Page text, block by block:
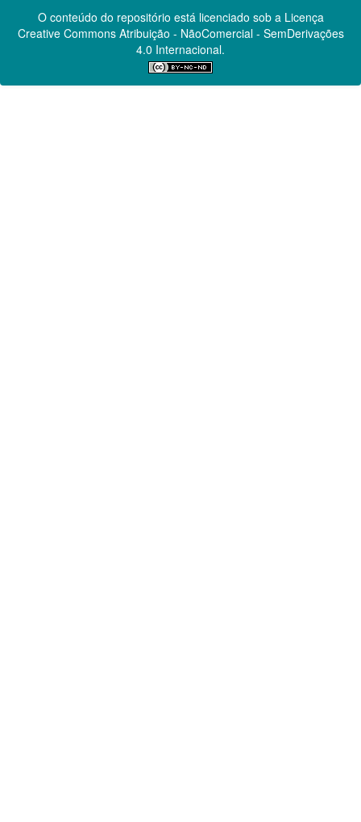
O conteúdo do repositório está licenciado sob a Licença
Creative CommonsAtribuição - NãoComercial - SemDerivações
4.0 Internacional.